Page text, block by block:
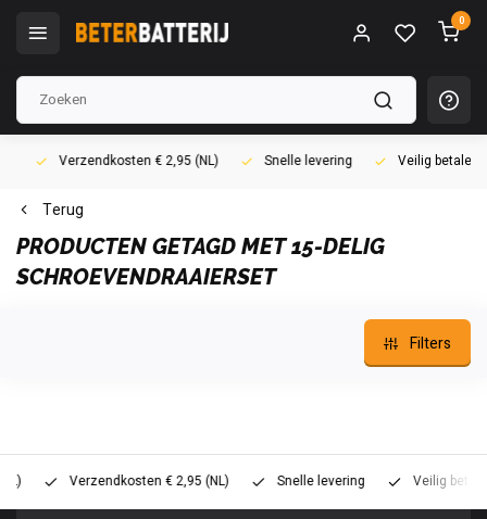
0
Verzendkosten € 2,95 (NL) Snelle levering Veilig betalen
Terug
PRODUCTEN GETAGD MET 15-DELIG
SCHROEVENDRAAIERSET
Filters
Verzendkosten € 2,95 (NL) Snelle levering Veilig betalen